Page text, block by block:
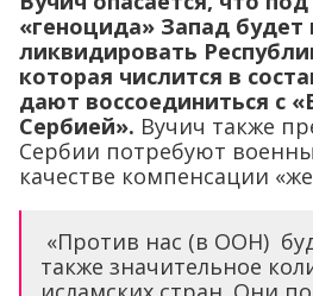
«геноцида» Запад будет
ликвидировать
которая числится в
дают воссоединиться с
Сербией». Вучич также
Сербии потребуют
качестве компенсации
«Против нас (в ООН)
также значительное